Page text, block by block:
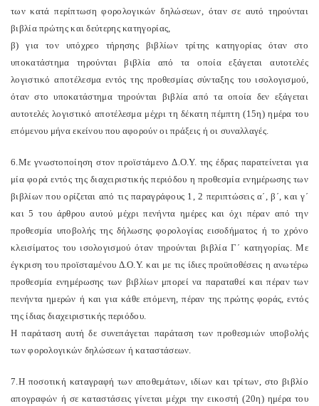
των κατά περίπτωση φορολογικών δηλώσεων, όταν σε αυτό τηρούνται
βιβλία πρώτης και δεύτερης κατηγορίας,
β) για τον υπόχρεο τήρησης βιβλίων τρίτης κατηγορίας όταν στο
υποκατάστημα τηρούνται βιβλία από τα οποία εξάγεται αυτοτελές
λογιστικό αποτέλεσμα εντός της προθεσμίας σύνταξης του ισολογισμού,
όταν στο υποκατάστημα τηρούνται βιβλία από τα οποία δεν εξάγεται
αυτοτελές λογιστικό αποτέλεσμα μέχρι τη δέκατη πέμπτη (15η) ημέρα του
επόμενου μήνα εκείνου που αφορούν οι πράξεις ή οι συναλλαγές.
6.Με γνωστοποίηση στον προϊστάμενο Δ.Ο.Υ. της έδρας παρατείνεται για
μία φορά εντός της διαχειριστικής περιόδου η προθεσμία ενημέρωσης των
βιβλίων που ορίζεται από τις παραγράφους 1, 2 περιπτώσεις α΄, β΄, και γ΄
και 5 του άρθρου αυτού μέχρι πενήντα ημέρες και όχι πέραν από την
προθεσμία υποβολής της δήλωσης φορολογίας εισοδήματος ή το χρόνο
κλεισίματος του ισολογισμού όταν τηρούνται βιβλία Γ΄ κατηγορίας. Με
έγκριση του προϊσταμένου Δ.Ο.Υ. και με τις ίδιες προϋποθέσεις η ανωτέρω
προθεσμία ενημέρωσης των βιβλίων μπορεί να παραταθεί και πέραν των
πενήντα ημερών ή και για κάθε επόμενη, πέραν της πρώτης φοράς, εντός
της ίδιας διαχειριστικής περιόδου.
Η παράταση αυτή δε συνεπάγεται παράταση των προθεσμιών υποβολής
των φορολογικών δηλώσεων ή καταστάσεων.
7.Η ποσοτική καταγραφή των αποθεμάτων, ιδίων και τρίτων, στο βιβλίο
απογραφών ή σε καταστάσεις γίνεται μέχρι την εικοστή (20η) ημέρα του